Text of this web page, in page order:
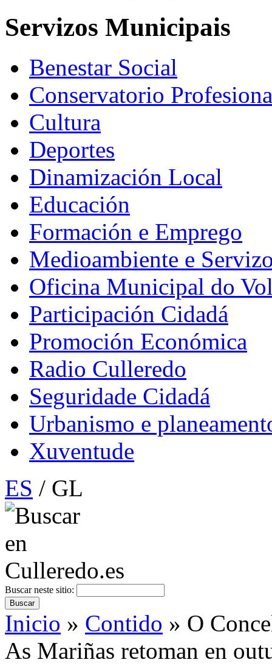
Servizos Municipais
Benestar Social
Conservatorio
Cultura
Deportes
Dinamización Local
Educación
Formación e Emprego
Medioambiente e
Oficina Municipal do
Participación Cidadá
Promoción Económica
Radio Culleredo
Seguridade Cidadá
Urbanismo e
Xuventude
ES / GL
Buscar neste sitio:
Inicio » Contido » O
As Mariñas retoman en